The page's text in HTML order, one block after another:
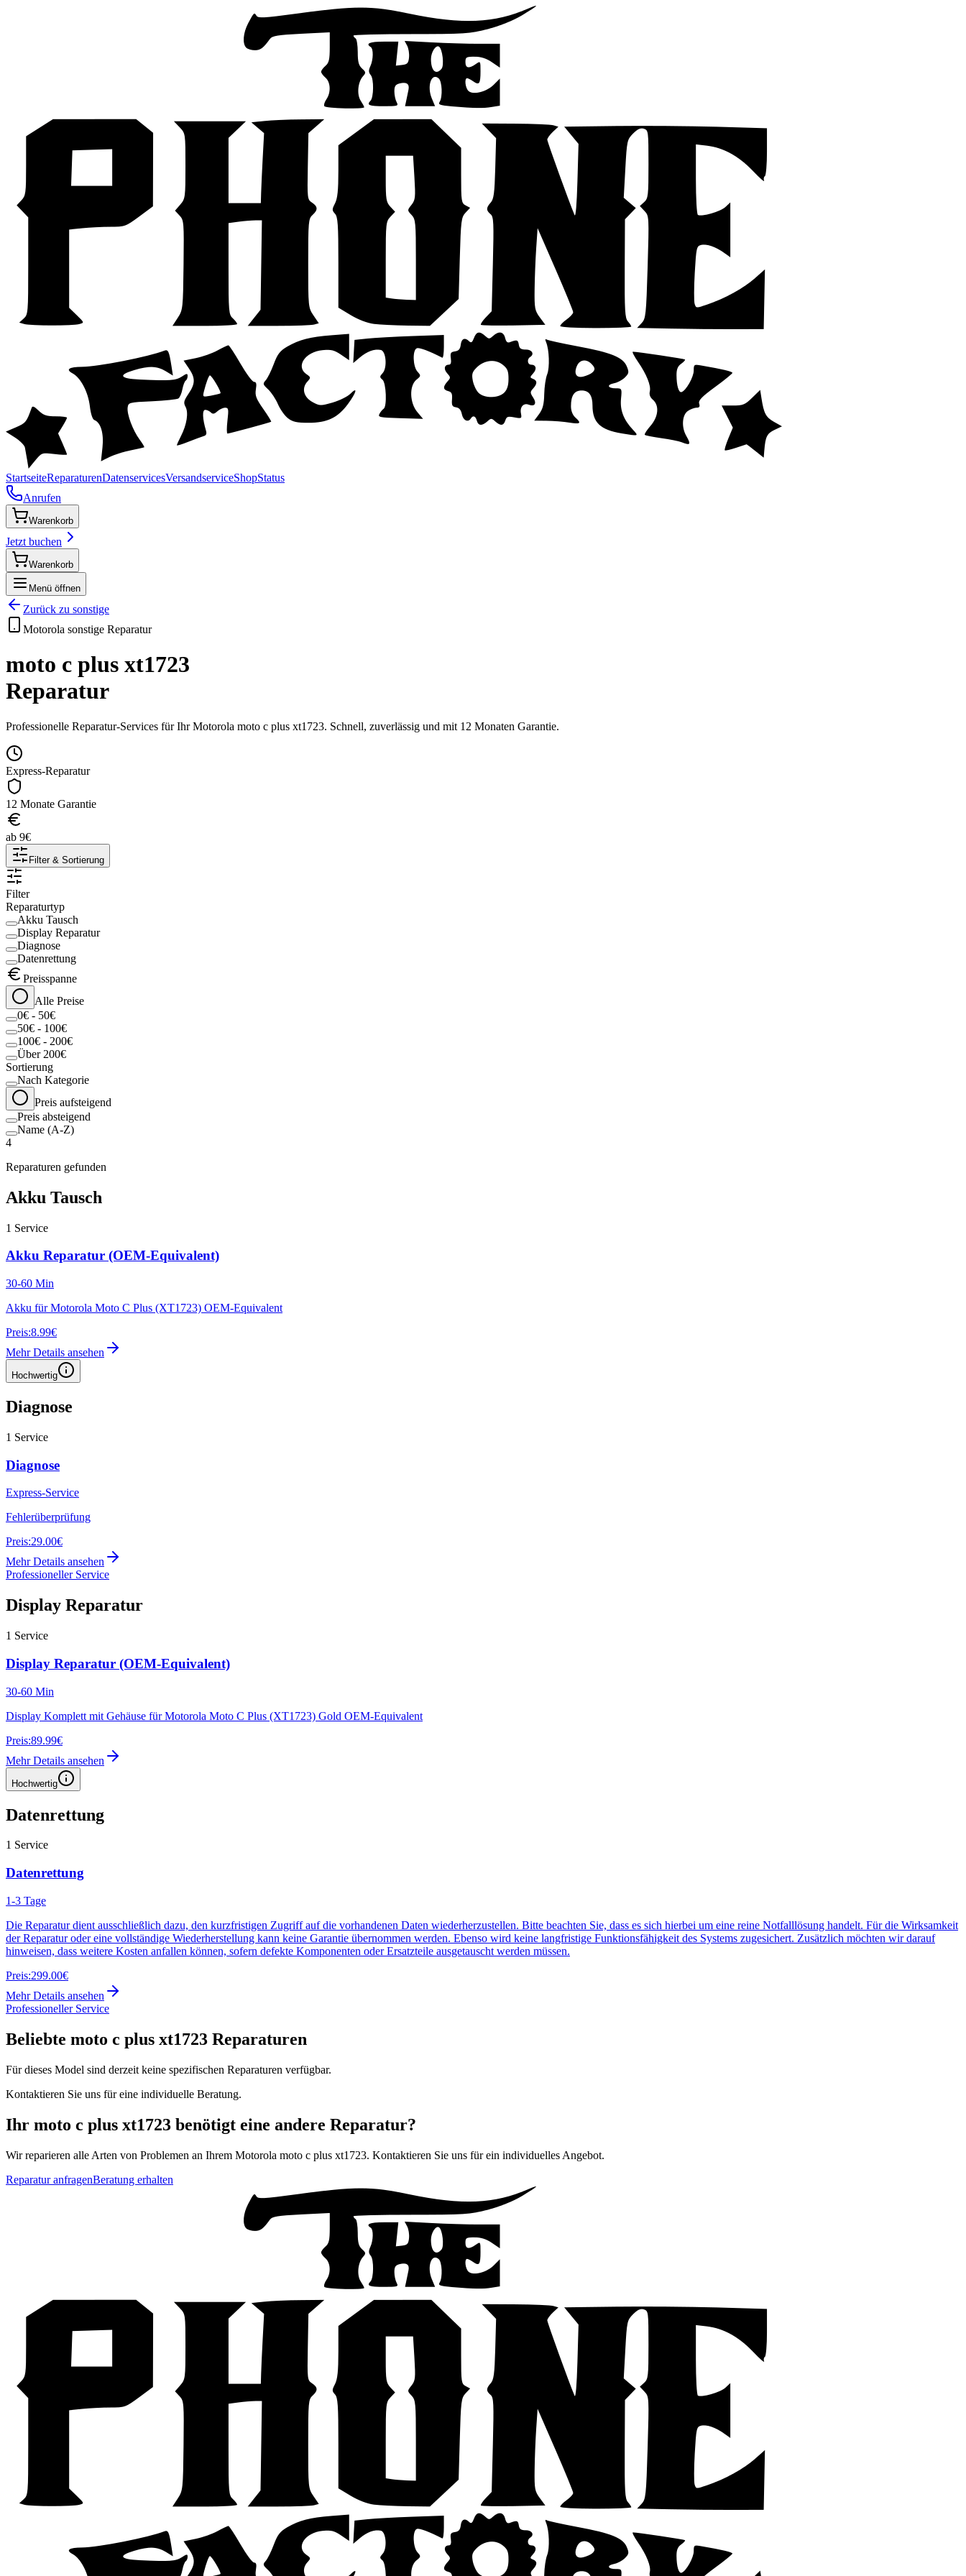
StartseiteReparaturenDatenservicesVersandserviceShopStatus
Anrufen
Warenkorb
Jetzt buchen
Warenkorb
Menü öffnen
Zurück zu sonstige
Motorola sonstige Reparatur
moto c plus xt1723
Reparatur
Professionelle Reparatur-Services für IhrMotorola moto c plus xt1723. Schnell, zuverlässig und mit 12 Monaten Garantie.
Express-Reparatur
12 Monate Garantie
ab 9€
Filter & Sortierung
Filter
Reparaturtyp
Akku Tausch
Display Reparatur
Diagnose
Datenrettung
Preisspanne
Alle Preise
0€ - 50€
50€ - 100€
100€ - 200€
Über 200€
Sortierung
Nach Kategorie
Preis aufsteigend
Preis absteigend
Name (A-Z)
4
Reparaturen gefunden
Akku Tausch
1 Service
Akku Reparatur (OEM-Equivalent)
30-60 Min
Akku für Motorola Moto C Plus (XT1723) OEM-Equivalent
Preis:8.99€
Mehr Details ansehen
Hochwertig
Diagnose
1 Service
Diagnose
Express-Service
Fehlerüberprüfung
Preis:29.00€
Mehr Details ansehen
Professioneller Service
Display Reparatur
1 Service
Display Reparatur (OEM-Equivalent)
30-60 Min
Display Komplett mit Gehäuse für Motorola Moto C Plus (XT1723) Gold OEM-Equivalent
Preis:89.99€
Mehr Details ansehen
Hochwertig
Datenrettung
1 Service
Datenrettung
1-3 Tage
Die Reparatur dient ausschließlich dazu, den kurzfristigen Zugriff auf die vorhandenen Daten wiederherzustellen. Bitte beachten Sie, dass es sich hierbei um eine reine Notfalllösung handelt. Für die Wirksamkeit
der Reparatur oder eine vollständige Wiederherstellung kann keine Garantie übernommen werden. Ebenso wird keine langfristige Funktionsfähigkeit des Systems zugesichert. Zusätzlich möchten wir darauf
hinweisen, dass weitere Kosten anfallen können, sofern defekte Komponenten oder Ersatzteile ausgetauscht werden müssen.
Preis:299.00€
Mehr Details ansehen
Professioneller Service
Beliebte moto c plus xt1723 Reparaturen
Für dieses Model sind derzeit keine spezifischen Reparaturen verfügbar.
Kontaktieren Sie uns für eine individuelle Beratung.
Ihr moto c plus xt1723 benötigt eine andere Reparatur?
Wir reparieren alle Arten von Problemen an Ihrem Motorola moto c plus xt1723. Kontaktieren Sie uns für ein individuelles Angebot.
Reparatur anfragenBeratung erhalten